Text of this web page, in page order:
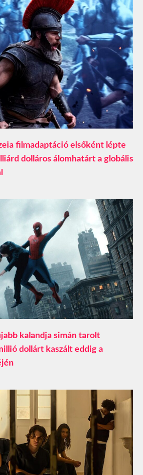
filmadaptáció elsőként lépte
dolláros álomhatárt a globális
kalandja simán tarolt
dollárt kaszált eddig a